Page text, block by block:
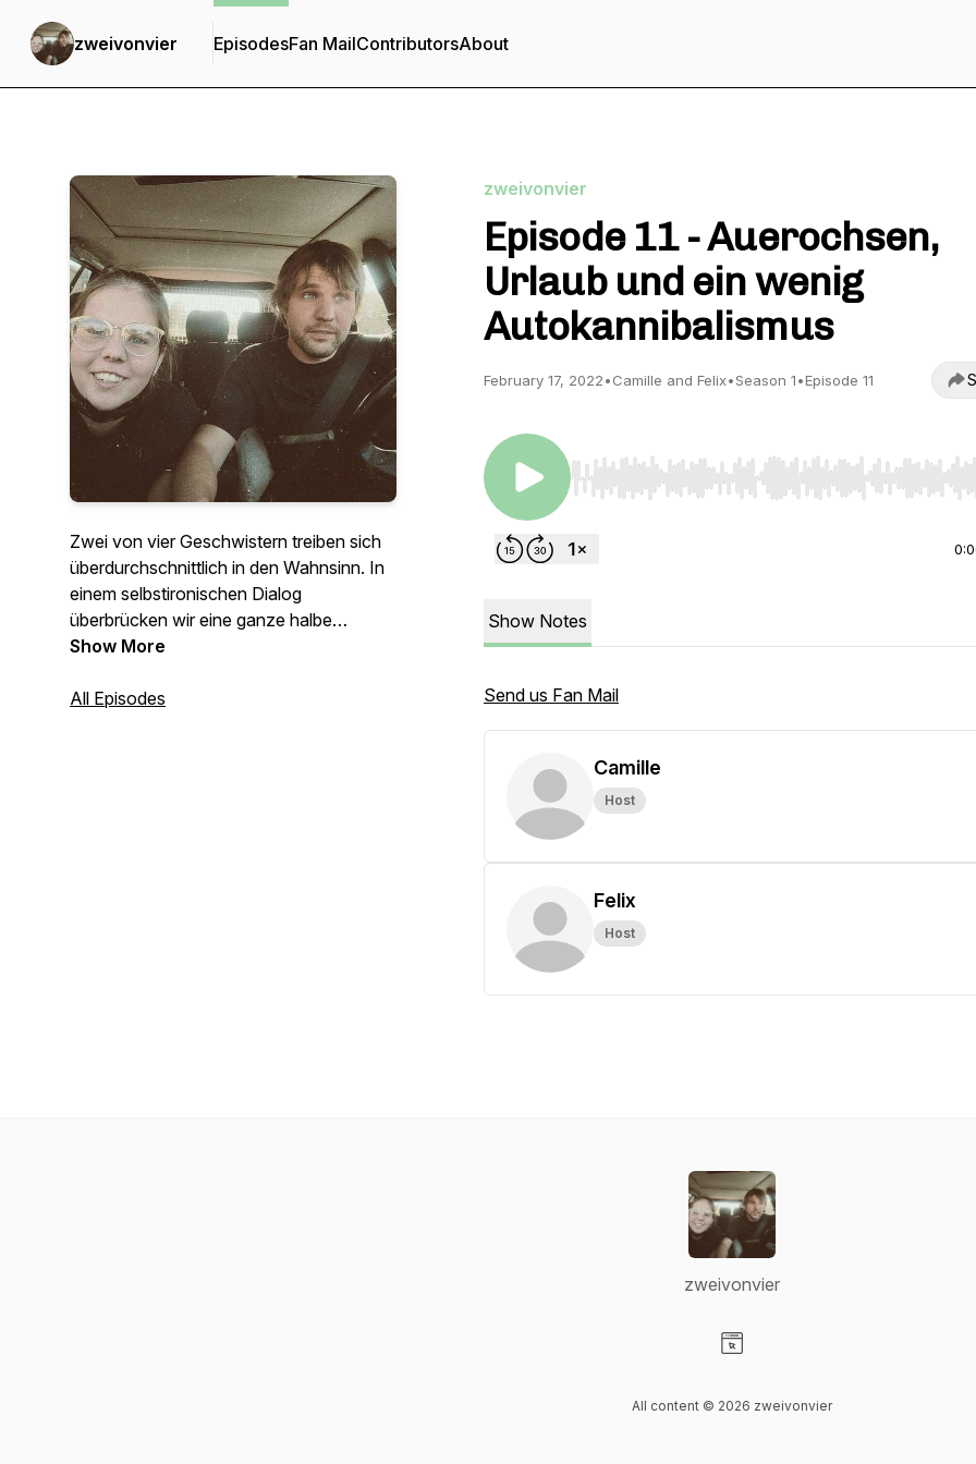
zweivonvier EpisodesFan MailContributorsAbout
Zwei von vier Geschwistern treiben sich
überdurchschnittlich in den Wahnsinn. In
einem selbstironischen Dialog
überbrücken wir eine ganze halbe
Generation, diskutieren über
Facts, das Leben und Sterben. Als Limes
Show More
All Episodes
zweivonvier
Episode 11 - Auerochsen,
Urlaub und ein wenig
Autokannibalismus
February 17, 2022•Camille and Felix•Season 1•Episode 11
Use Left/Right to seek, Home/End to jump to start
Show Notes
Send us Fan Mail
Camille
Host
Felix
Host
zweivonvier
All content © 2026 zweivonvier